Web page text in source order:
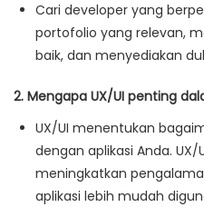
Cari developer yang
portofolio yang relevan,
baik, dan menyediakan
2. Mengapa UX/UI penting
UX/UI menentukan
dengan aplikasi Anda.
meningkatkan
aplikasi lebih mudah